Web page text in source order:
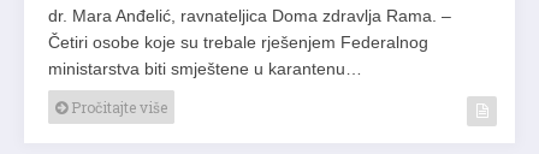
dr. Mara Anđelić, ravnateljica Doma zdravlja Rama. –
Četiri osobe koje su trebale rješenjem Federalnog
ministarstva biti smještene u karantenu…
Pročitajte više